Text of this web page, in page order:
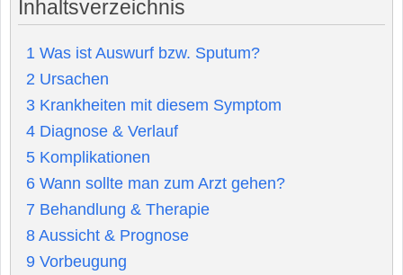
Inhaltsverzeichnis
1 Was ist Auswurf bzw. Sputum?
2 Ursachen
3 Krankheiten mit diesem Symptom
4 Diagnose & Verlauf
5 Komplikationen
6 Wann sollte man zum Arzt gehen?
7 Behandlung & Therapie
8 Aussicht & Prognose
9 Vorbeugung